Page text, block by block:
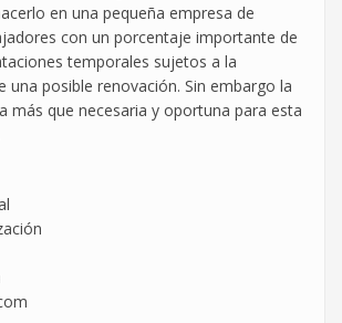
en una pequeña empresa de
con un porcentaje importante de
temporales sujetos a la
una posible renovación. Sin embargo la
más que necesaria y oportuna para esta